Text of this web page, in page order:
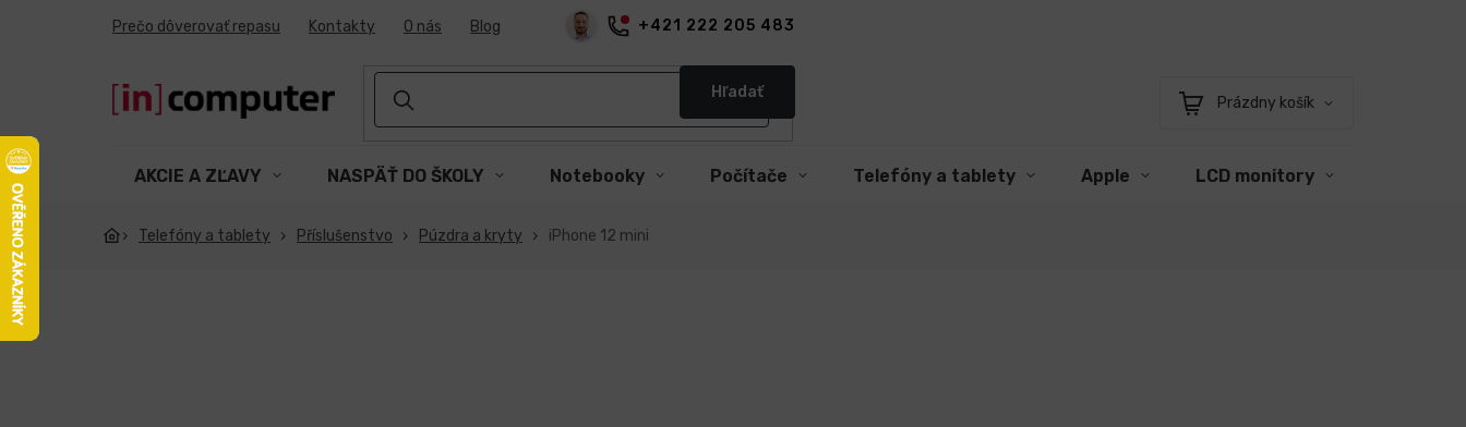
+421 222 205 483
Prečo dôverovať repasu Kontakty O nás Blog
Hľadať
Nákupný
Prázdny košík
AKCIE A ZĽAVY NASPÄŤ DO ŠKOLY Notebooky Počítače Telefóny a tablety Apple LCD monitory
Telefóny a tablety Příslušenstvo Púzdra a kryty iPhone 12 mini